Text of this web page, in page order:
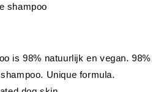
shampoo